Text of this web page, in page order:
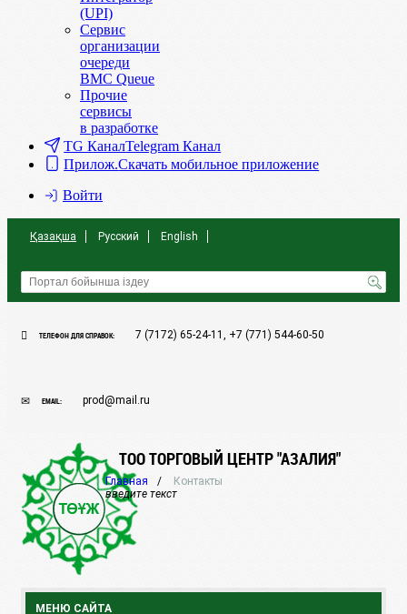
(UPI)
Сервис
организации
очереди
BMC Queue
Прочие
сервисы
в разработке
TG КаналTelegram Канал
Прилож.Скачать мобильное приложение
Войти
Қазақша Русский English
ТЕЛЕФОН ДЛЯ СПРАВОК: 7 (7172) 65-24-11, +7 (771) 544-60-50
EMAIL: prod@mail.ru
ТОО ТОРГОВЫЙ ЦЕНТР "АЗАЛИЯ"
МЕНЮ САЙТА
Главная
Контакты
введите текст